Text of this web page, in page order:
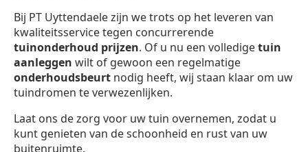
Bij PT Uyttendaele zijn we trots op het leveren van
kwaliteitsservice tegen concurrerende
tuinonderhoud prijzen. Of u nu een volledigetuin
aanleggen wilt of gewoon een regelmatige
onderhoudsbeurt nodig heeft, wij staan klaar om uw
tuindromen te verwezenlijken.
Laat ons de zorg voor uw tuin overnemen, zodat u
kunt genieten van de schoonheid en rust van uw
buitenruimte.